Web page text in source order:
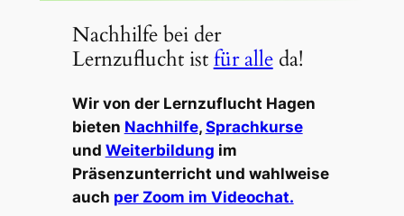
Nachhilfe bei der
Lernzuflucht istfür alleda!
Wir von der Lernzuflucht Hagen
bieten Nachhilfe, Sprachkurse
und Weiterbildung im
Präsenzunterricht und wahlweise
auch per Zoom im Videochat.